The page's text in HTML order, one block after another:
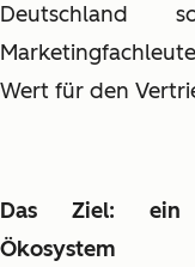
Deutschland
Wert für den
Das Ziel: ein
Ökosystem